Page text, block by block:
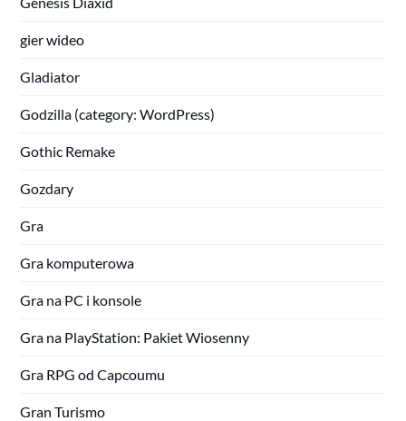
gier wideo
Gladiator
Godzilla (category: WordPress)
Gothic Remake
Gozdary
Gra
Gra komputerowa
Gra na PC i konsole
Gra na PlayStation: Pakiet Wiosenny
Gra RPG od Capcoumu
Gran Turismo